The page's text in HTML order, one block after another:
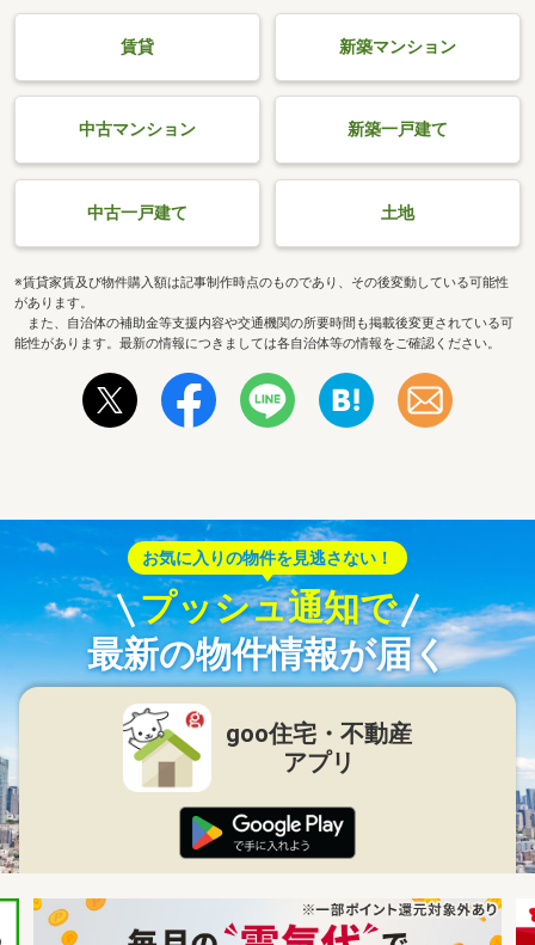
賃貸 新築マンション
中古マンション 新築一戸建て
中古一戸建て 土地
※賃貸家賃及び物件購入額は記事制作時点のものであり、その後変動している可能性
があります。
また、自治体の補助金等支援内容や交通機関の所要時間も掲載後変更されている可
能性があります。最新の情報につきましては各自治体等の情報をご確認ください。
お気に入りの物件を見逃さない！
プッシュ通知で
最新の物件情報が届く
goo住宅・不動産
アプリ